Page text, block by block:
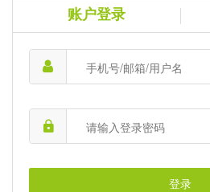
账户登录
登录